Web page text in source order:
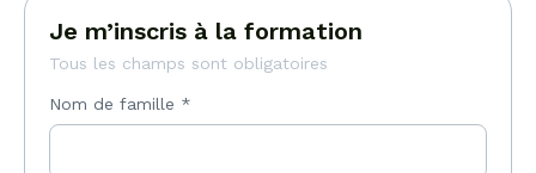
Je m’inscris à la formation
Tous les champs sont obligatoires
Nom de famille *